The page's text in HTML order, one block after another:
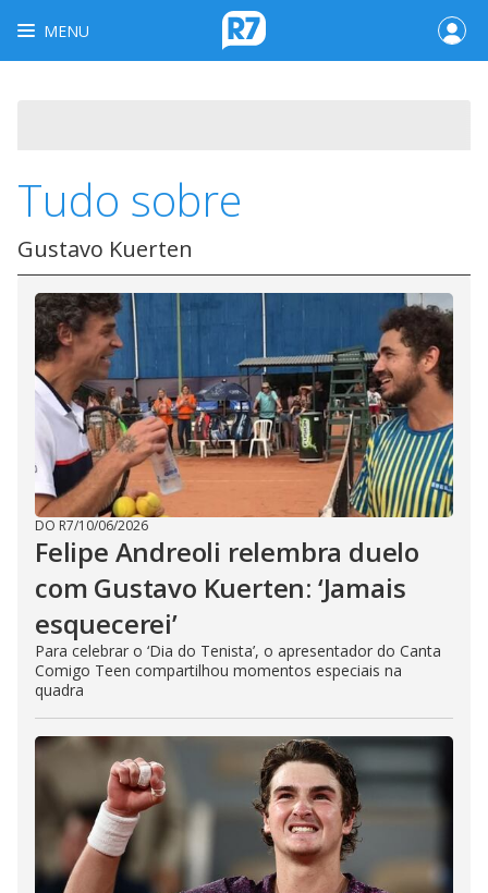
MENU
Tudo sobre
Gustavo Kuerten
DO R7/10/06/2026
Felipe Andreoli relembra duelo
com Gustavo Kuerten: ‘Jamais
esquecerei’
Para celebrar o ‘Dia do Tenista’, o apresentador do Canta
Comigo Teen compartilhou momentos especiais na
quadra